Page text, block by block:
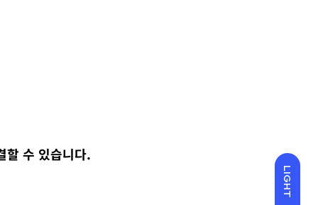
LIGHT
수 있습니다.